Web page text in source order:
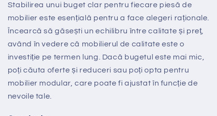
Stabilirea unui buget clar pentru fiecare piesă de
mobilier este esențială pentru a face alegeri raționale.
Încearcă să găsești un echilibru între calitate și preț,
având în vedere că mobilierul de calitate este o
investiție pe termen lung. Dacă bugetul este mai mic,
poți căuta oferte și reduceri sau poți opta pentru
mobilier modular, care poate fi ajustat în funcție de
nevoile tale.